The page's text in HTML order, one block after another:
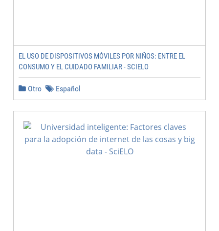
EL USO DE DISPOSITIVOS MÓVILES POR NIÑOS: ENTRE EL
CONSUMO Y EL CUIDADO FAMILIAR - SCIELO
Otro Español